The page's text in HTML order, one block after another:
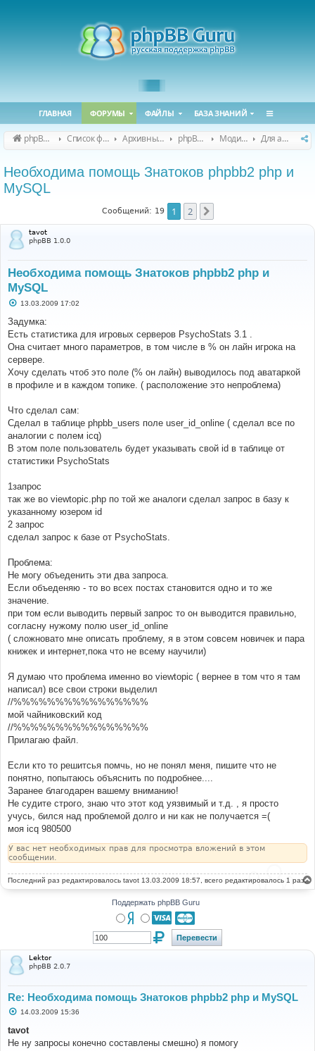
ГЛАВНАЯ ФОРУМЫ ФАЙЛЫ БАЗА ЗНАНИЙ
phpBB Guru Список форумов Архивные форумы phpBB 2.0.x (архив) Модификация phpBB 2.0.x Для авторов (phpBB 2.0.x)
Необходима помощь Знатоков phpbb2 php и
MySQL
Сообщений: 19 1 2
tavot
phpBB 1.0.0
Необходима помощь Знатоков phpbb2 php и
MySQL
С
о
б
щ
е
н
и
е
13.03.2009 17:02
Задумка:
Есть статистика для игровых серверов PsychoStats 3.1 .
Она считает много параметров, в том числе в % он лайн игрока на
сервере.
Хочу сделать чтоб это поле (% он лайн) выводилось под аватаркой
в профиле и в каждом топике. ( расположение это непроблема)
Что сделал сам:
Сделал в таблице phpbb_users поле user_id_online ( сделал все по
аналогии с полем icq)
В этом поле пользователь будет указывать свой id в таблице от
статистики PsychoStats
1запрос
так же во viewtopic.php по той же аналоги сделал запрос в базу к
указанному юзером id
2 запрос
сделал запрос к базе от PsychoStats.
Проблема:
Не могу объеденить эти два запроса.
Если объеденяю - то во всех постах становится одно и то же
значение.
при том если выводить первый запрос то он выводится правильно,
согласну нужому полю user_id_online
( сложновато мне описать проблему, я в этом совсем новичек и пара
книжек и интернет,пока что не всему научили)
Я думаю что проблема именно во viewtopic ( вернее в том что я там
написал) все свои строки выделил
//%%%%%%%%%%%%%%%%
мой чайниковский код
//%%%%%%%%%%%%%%%%
Прилагаю файл.
Если кто то решитсья помчь, но не понял меня, пишите что не
понятно, попытаюсь объяснить по подробнее....
Заранее благодарен вашему вниманию!
Не судите строго, знаю что этот код уязвимый и т.д. , я просто
учусь, бился над проблемой долго и ни как не получается =(
моя icq 980500
У вас нет необходимых прав для просмотра вложений в этом
сообщении.
Последний раз редактировалось tavot 13.03.2009 18:57, всего редактировалось 1 раз.
Поддержать phpBB Guru
Lektor
phpBB 2.0.7
Re: Необходима помощь Знатоков phpbb2 php и MySQL
С
о
б
щ
14.03.2009 15:36
tavot
Не ну запросы конечно составлены смешно) я помогу